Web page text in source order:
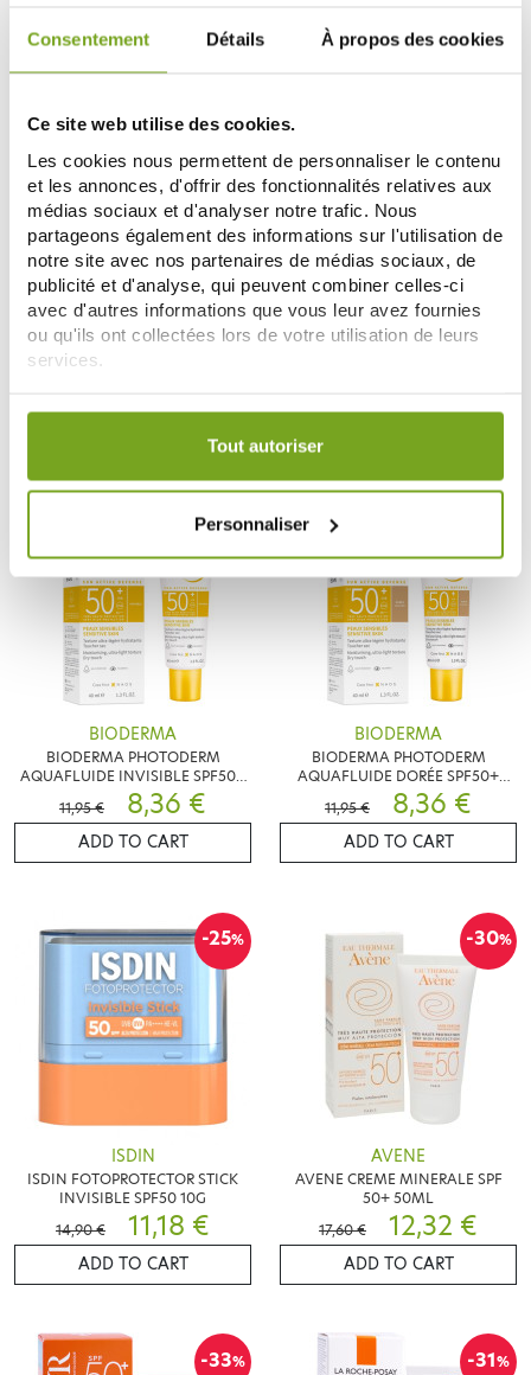
Consentement Détails À propos des cookies
Ce site web utilise des cookies.
Les cookies nous permettent de personnaliser le contenu
et les annonces, d'offrir des fonctionnalités relatives aux
médias sociaux et d'analyser notre trafic. Nous
partageons également des informations sur l'utilisation de
notre site avec nos partenaires de médias sociaux, de
publicité et d'analyse, qui peuvent combiner celles-ci
avec d'autres informations que vous leur avez fournies
ou qu'ils ont collectées lors de votre utilisation de leurs
services.
Votre choix de consentement est conservé pendant une
Tout autoriser
Personnaliser
ROCHE POSAY
LA ROCHE-POSAY ANTHELIOS
SPF50+ SPRAY FAMILIAL 300ML
SVR
SVR SUN SECURE SPRAY SPF50+
-30%
BIODERMA
BIODERMA PHOTODERM
AQUAFLUIDE INVISIBLE SPF50+
40ML
11,95 € 8,36 €
ADD TO CART
BIODERMA
BIODERMA PHOTODERM
AQUAFLUIDE DORÉE SPF50+
40ML
11,95 € 8,36 €
ADD TO CART
-25%
ISDIN
ISDIN FOTOPROTECTOR STICK
INVISIBLE SPF50 10G
14,90 €
11,18 €
ADD TO CART
-30%
AVENE
AVENE CREME MINERALE SPF
50+ 50ML
17,60 €
12,32 €
ADD TO CART
-33% -31%